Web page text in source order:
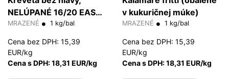
NELÚPANÉ 16/20 EASY
PEEL 20% glazúra
(HLSO)
MRAZENÉ 1 kg/bal
Cena bez DPH: 15,39
EUR/kg
Cena s DPH: 18,31 EUR/kg
v kukuričnej múke)
MRAZENÉ 1 kg/bal
Cena bez DPH: 15,39
EUR/kg
Cena s DPH: 18,31 EUR/kg